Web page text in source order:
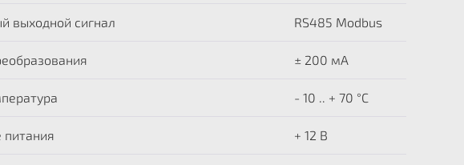
выходной сигнал RS485 Modbus
± 200 мА
- 10 .. + 70 °C
+ 12 В